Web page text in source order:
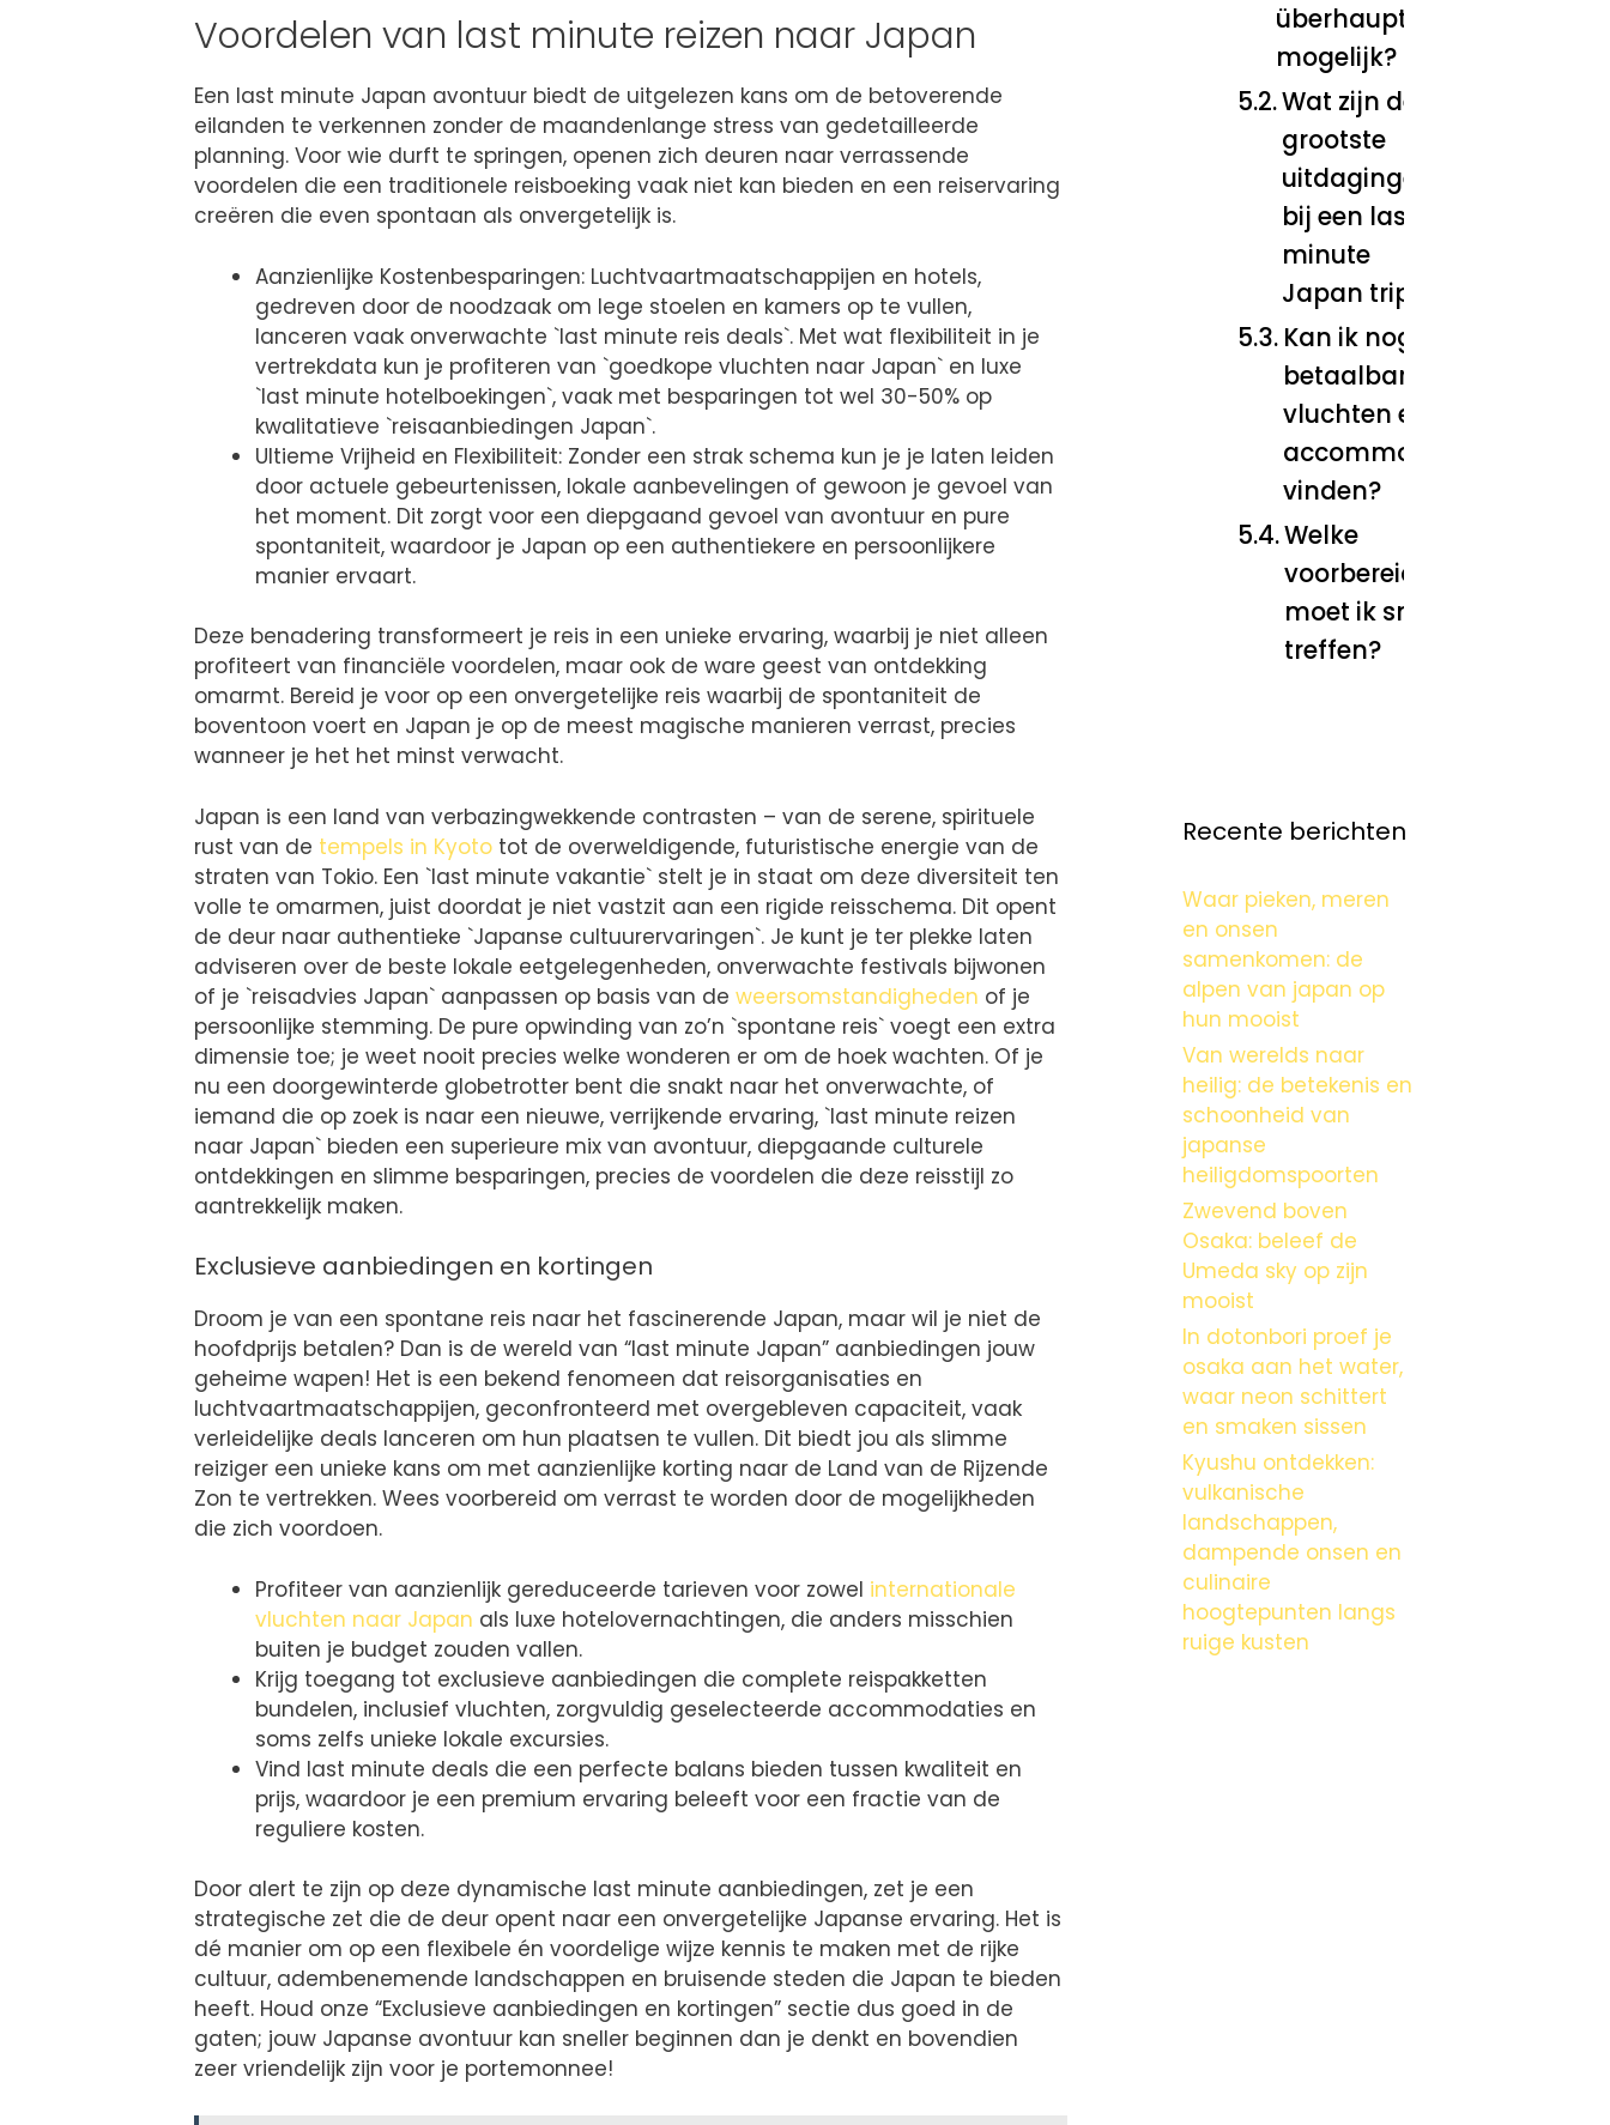
Voordelen van last minute reizen naar Japan
Een last minute Japan avontuur biedt de uitgelezen kans om de betoverende
eilanden te verkennen zonder de maandenlange stress van gedetailleerde
planning. Voor wie durft te springen, openen zich deuren naar verrassende
voordelen die een traditionele reisboeking vaak niet kan bieden en een reiservaring
creëren die even spontaan als onvergetelijk is.
Aanzienlijke Kostenbesparingen: Luchtvaartmaatschappijen en hotels,
gedreven door de noodzaak om lege stoelen en kamers op te vullen,
lanceren vaak onverwachte `last minute reis deals`. Met wat flexibiliteit in je
vertrekdata kun je profiteren van `goedkope vluchten naar Japan` en luxe
`last minute hotelboekingen`, vaak met besparingen tot wel 30-50% op
kwalitatieve `reisaanbiedingen Japan`.
Ultieme Vrijheid en Flexibiliteit: Zonder een strak schema kun je je laten leiden
door actuele gebeurtenissen, lokale aanbevelingen of gewoon je gevoel van
het moment. Dit zorgt voor een diepgaand gevoel van avontuur en pure
spontaniteit, waardoor je Japan op een authentiekere en persoonlijkere
manier ervaart.
Deze benadering transformeert je reis in een unieke ervaring, waarbij je niet alleen
profiteert van financiële voordelen, maar ook de ware geest van ontdekking
omarmt. Bereid je voor op een onvergetelijke reis waarbij de spontaniteit de
boventoon voert en Japan je op de meest magische manieren verrast, precies
wanneer je het het minst verwacht.
Japan is een land van verbazingwekkende contrasten – van de serene, spirituele
rust van de tempels in Kyoto tot de overweldigende, futuristische energie van de
straten van Tokio. Een `last minute vakantie` stelt je in staat om deze diversiteit ten
volle te omarmen, juist doordat je niet vastzit aan een rigide reisschema. Dit opent
de deur naar authentieke `Japanse cultuurervaringen`. Je kunt je ter plekke laten
adviseren over de beste lokale eetgelegenheden, onverwachte festivals bijwonen
of je `reisadvies Japan` aanpassen op basis van de weersomstandigheden of je
persoonlijke stemming. De pure opwinding van zo’n `spontane reis` voegt een extra
dimensie toe; je weet nooit precies welke wonderen er om de hoek wachten. Of je
nu een doorgewinterde globetrotter bent die snakt naar het onverwachte, of
iemand die op zoek is naar een nieuwe, verrijkende ervaring, `last minute reizen
naar Japan` bieden een superieure mix van avontuur, diepgaande culturele
ontdekkingen en slimme besparingen, precies de voordelen die deze reisstijl zo
aantrekkelijk maken.
Exclusieve aanbiedingen en kortingen
Droom je van een spontane reis naar het fascinerende Japan, maar wil je niet de
hoofdprijs betalen? Dan is de wereld van “last minute Japan” aanbiedingen jouw
geheime wapen! Het is een bekend fenomeen dat reisorganisaties en
luchtvaartmaatschappijen, geconfronteerd met overgebleven capaciteit, vaak
verleidelijke deals lanceren om hun plaatsen te vullen. Dit biedt jou als slimme
reiziger een unieke kans om met aanzienlijke korting naar de Land van de Rijzende
Zon te vertrekken. Wees voorbereid om verrast te worden door de mogelijkheden
die zich voordoen.
Profiteer van aanzienlijk gereduceerde tarieven voor zowel internationale
vluchten naar Japan als luxe hotelovernachtingen, die anders misschien
buiten je budget zouden vallen.
Krijg toegang tot exclusieve aanbiedingen die complete reispakketten
bundelen, inclusief vluchten, zorgvuldig geselecteerde accommodaties en
soms zelfs unieke lokale excursies.
Vind last minute deals die een perfecte balans bieden tussen kwaliteit en
prijs, waardoor je een premium ervaring beleeft voor een fractie van de
reguliere kosten.
Door alert te zijn op deze dynamische last minute aanbiedingen, zet je een
strategische zet die de deur opent naar een onvergetelijke Japanse ervaring. Het is
dé manier om op een flexibele én voordelige wijze kennis te maken met de rijke
cultuur, adembenemende landschappen en bruisende steden die Japan te bieden
heeft. Houd onze “Exclusieve aanbiedingen en kortingen” sectie dus goed in de
gaten; jouw Japanse avontuur kan sneller beginnen dan je denkt en bovendien
zeer vriendelijk zijn voor je portemonnee!
überhaupt
mogelijk?
Wat zijn de
grootste
uitdagingen
bij een last
minute
Japan trip?
Kan ik nog
betaalbare
vluchten en
accommodatie
vinden?
Welke
voorbereidingen
moet ik snel
treffen?
Recente berichten
Waar pieken, meren
en onsen
samenkomen: de
alpen van japan op
hun mooist
Van werelds naar
heilig: de betekenis en
schoonheid van
japanse
heiligdomspoorten
Zwevend boven
Osaka: beleef de
Umeda sky op zijn
mooist
In dotonbori proef je
osaka aan het water,
waar neon schittert
en smaken sissen
Kyushu ontdekken:
vulkanische
landschappen,
dampende onsen en
culinaire
hoogtepunten langs
ruige kusten